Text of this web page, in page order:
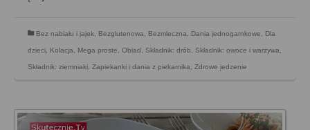
Bez nabiału i jajek Bezglutenowa Bezmleczna Dania jednogarnkowe Dla
dzieci Kolacja Mega proste Obiad Składnik: drób Składnik: owoce i warzywa
Składnik: ziemniaki Zapiekanki i dania z piekarnika Zdrowe jedzenie